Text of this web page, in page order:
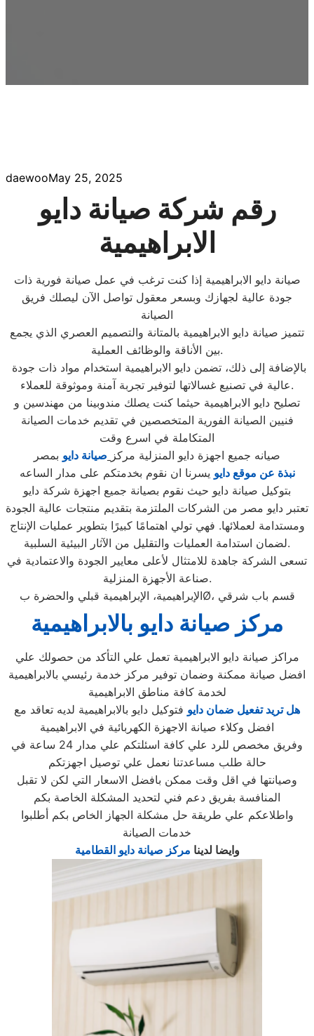
daewooMay 25, 2025
رقم شركة صيانة دايو
الابراهيمية
صيانة دايو الابراهيمية إذا كنت ترغب في عمل صيانة فورية ذات
جودة عالية لجهازك وبسعر معقول تواصل الآن ليصلك فريق
الصيانة
تتميز صيانة دايو الابراهيمية بالمتانة والتصميم العصري الذي يجمع
بين الأناقة والوظائف العملية.
عالية في تصنيع غسالاتها لتوفير تجربة آمنة وموثوقة للعملاء.
تصليح دايو الابراهيمية حيثما كنت يصلك مندوبينا من مهندسين و
فنيين الصيانة الفورية المتخصصين في تقديم خدمات الصيانة
المتكاملة في اسرع وقت
صيانه جميع اجهزة دايو المنزلية مركز صيانة دايو بمصر
نبذة عن موقع دايو يسرنا ان نقوم بخدمتكم على مدار الساعه
بتوكيل صيانة دايو حيث نقوم بصيانة جميع اجهزة شركة دايو
تعتبر دايو مصر من الشركات الملتزمة بتقديم منتجات عالية الجودة
ومستدامة لعملائها. فهي تولي اهتمامًا كبيرًا بتطوير عمليات الإنتاج
لضمان استدامة العمليات والتقليل من الآثار البيئية السلبية.
تسعى الشركة جاهدة للامتثال لأعلى معايير الجودة والاعتمادية في
صناعة الأجهزة المنزلية.
الإبراهيمية، الإبراهيمية قبلي والحضرة بØ، قسم باب شرقي
مركز صيانة دايو بالابراهيمية
مراكز صيانة دايو الابراهيمية تعمل علي التأكد من حصولك علي
افضل صيانة ممكنة وضمان توفير مركز خدمة رئيسي بالابراهيمية
لخدمة كافة مناطق الابراهيمية
هل تريد تفعيل ضمان دايو فتوكيل دايو بالابراهيمية لديه تعاقد مع
افضل وكلاء صيانة الاجهزة الكهربائية في الابراهيمية
وفريق مخصص للرد علي كافة اسئلتكم علي مدار 24 ساعة في
حالة طلب مساعدتنا نعمل علي توصيل اجهزتكم
وصيانتها في اقل وقت ممكن بافضل الاسعار التي لكن لا تقبل
المنافسة بفريق دعم فني لتحديد المشكلة الخاصة بكم
واطلاعكم علي طريقة حل مشكلة الجهاز الخاص بكم أطلبوا
خدمات الصيانة
وايضا لدينا مركز صيانة دايو القطامية